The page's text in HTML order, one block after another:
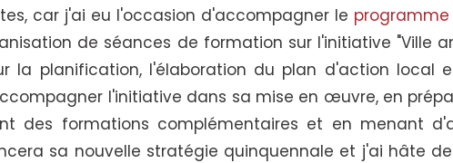
car j'ai eu l'occasion d'accompagner le programme
de séances de formation sur l'initiative "Ville
la planification, l'élaboration du plan d'action local
l'initiative dans sa mise en œuvre, en
des formations complémentaires et en menant
sa nouvelle stratégie quinquennale et j'ai hâte